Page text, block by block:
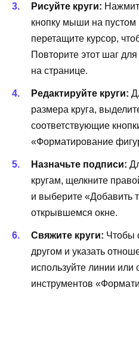
Рисуйте круги:
кнопку мыши на пустом
перетащите курсор,
Повторите этот шаг
на странице.
Редактируйте круги:
размера круга,
соответствующие
«Форматирование
Назначьте подписи:
кругам, щелкните
и выберите «Добавить
открывшемся окне.
Свяжите круги: Чтобы
другом и указать
используйте линии или
инструментов